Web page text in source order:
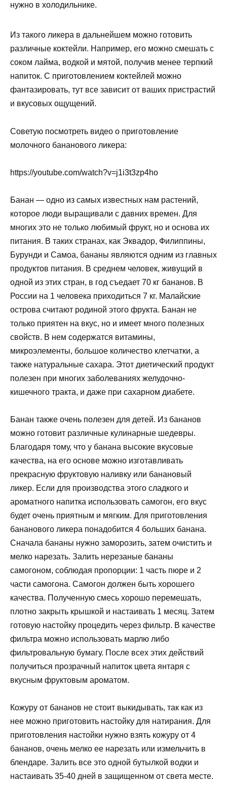
нужно в холодильнике.
Из такого ликера в дальнейшем можно готовить
различные коктейли. Например, его можно смешать с
соком лайма, водкой и мятой, получив менее терпкий
напиток. С приготовлением коктейлей можно
фантазировать, тут все зависит от ваших пристрастий
и вкусовых ощущений.
Советую посмотреть видео о приготовление
молочного бананового ликера:
https://youtube.com/watch?v=j1i3t3zp4ho
Банан — одно из самых известных нам растений,
которое люди выращивали с давних времен. Для
многих это не только любимый фрукт, но и основа их
питания. В таких странах, как Эквадор, Филиппины,
Бурунди и Самоа, бананы являются одним из главных
продуктов питания. В среднем человек, живущий в
одной из этих стран, в год съедает 70 кг бананов. В
России на 1 человека приходиться 7 кг. Малайские
острова считают родиной этого фрукта. Банан не
только приятен на вкус, но и имеет много полезных
свойств. В нем содержатся витамины,
микроэлементы, большое количество клетчатки, а
также натуральные сахара. Этот диетический продукт
полезен при многих заболеваниях желудочно-
кишечного тракта, и даже при сахарном диабете.
Банан также очень полезен для детей. Из бананов
можно готовит различные кулинарные шедевры.
Благодаря тому, что у банана высокие вкусовые
качества, на его основе можно изготавливать
прекрасную фруктовую наливку или банановый
ликер. Если для производства этого сладкого и
ароматного напитка использовать самогон, его вкус
будет очень приятным и мягким. Для приготовления
бананового ликера понадобится 4 больших банана.
Сначала бананы нужно заморозить, затем очистить и
мелко нарезать. Залить нерезаные бананы
самогоном, соблюдая пропорции: 1 часть пюре и 2
части самогона. Самогон должен быть хорошего
качества. Полученную смесь хорошо перемешать,
плотно закрыть крышкой и настаивать 1 месяц. Затем
готовую настойку процедить через фильтр. В качестве
фильтра можно использовать марлю либо
фильтровальную бумагу. После всех этих действий
получиться прозрачный напиток цвета янтаря с
вкусным фруктовым ароматом.
Кожуру от бананов не стоит выкидывать, так как из
нее можно приготовить настойку для натирания. Для
приготовления настойки нужно взять кожуру от 4
бананов, очень мелко ее нарезать или измельчить в
блендаре. Залить все это одной бутылкой водки и
настаивать 35-40 дней в защищенном от света месте.